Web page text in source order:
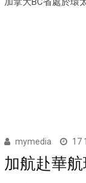
mymedia 17
加航赴華